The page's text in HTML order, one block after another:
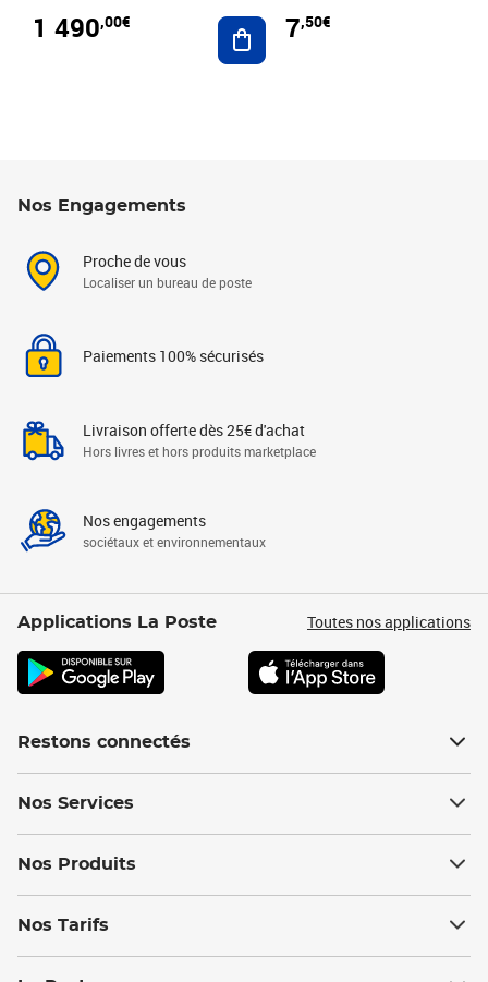
1 490,00€ Ajouter au panier
7,50€
Nos Engagements
Proche de vous
Localiser un bureau de poste
Paiements 100% sécurisés
Livraison offerte dès 25€ d'achat
Hors livres et hors produits marketplace
Nos engagements
sociétaux et environnementaux
Applications La Poste Toutes nos applications
Restons connectés
Nos Services
Nos Produits
Nos Tarifs